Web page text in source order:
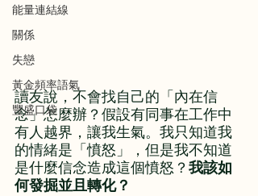
能量連結線
關係
失戀
黃金頻率語氣
豐盛口袋
讀友說，不會找自己的「內在信
念」怎麼辦？假設有同事在工作中
有人越界，讓我生氣。我只知道我
的情緒是「憤怒」，但是我不知道
是什麼信念造成這個憤怒？ 我該如
何發掘並且轉化？